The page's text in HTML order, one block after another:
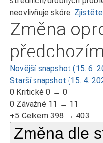
neovlivňuje skóre.
Změna
Novější snapshot (15. 6.
Starší snapshot (15. 4.
0 Kritické 0 → 0
0 Závažné 11 → 11
+5 Celkem 398 → 403
Změna dle